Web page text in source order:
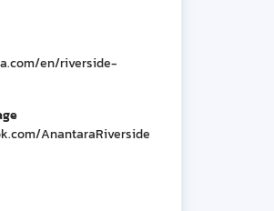
en/riverside-
AnantaraRiverside